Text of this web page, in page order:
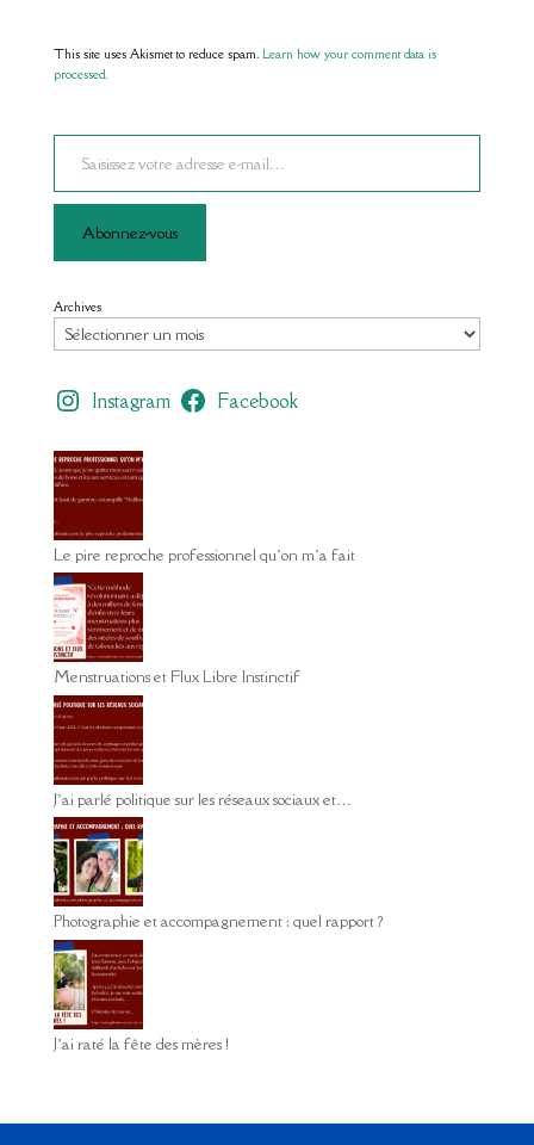
This site uses Akismet to reduce spam. Learn how your comment data is
processed.
Saisissez votre adresse e-mail…
Abonnez-vous
Archives
Instagram Facebook
Le pire reproche professionnel qu’on m’a fait
Menstruations et Flux Libre Instinctif
J’ai parlé politique sur les réseaux sociaux et…
Photographie et accompagnement : quel rapport ?
J’ai raté la fête des mères !